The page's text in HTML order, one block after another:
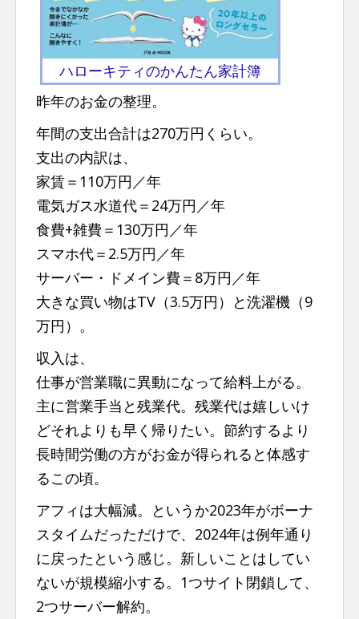
ハローキティのかんたん家計簿
昨年のお金の整理。
年間の支出合計は270万円くらい。
支出の内訳は、
家賃＝110万円／年
電気ガス水道代＝24万円／年
食費+雑費＝130万円／年
スマホ代＝2.5万円／年
サーバー・ドメイン費＝8万円／年
大きな買い物はTV（3.5万円）と洗濯機（9
万円）。
収入は、
仕事が営業職に異動になって給料上がる。
主に営業手当と残業代。残業代は嬉しいけ
どそれよりも早く帰りたい。節約するより
長時間労働の方がお金が得られると体感す
るこの頃。
アフィは大幅減。というか2023年がボーナ
スタイムだっただけで、2024年は例年通り
に戻ったという感じ。新しいことはしてい
ないが規模縮小する。1つサイト閉鎖して、
2つサーバー解約。